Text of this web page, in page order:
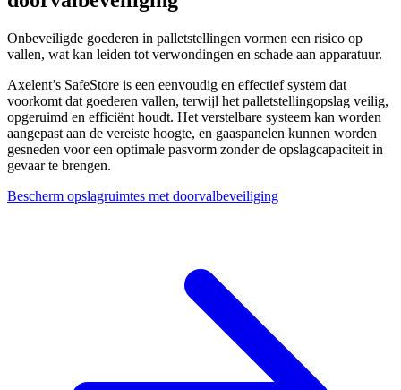
Onbeveiligde goederen in palletstellingen vormen een risico op
vallen, wat kan leiden tot verwondingen en schade aan apparatuur.
Axelent’s SafeStore is een eenvoudig en effectief system dat
voorkomt dat goederen vallen, terwijl het palletstellingopslag veilig,
opgeruimd en efficiënt houdt. Het verstelbare systeem kan worden
aangepast aan de vereiste hoogte, en gaaspanelen kunnen worden
gesneden voor een optimale pasvorm zonder de opslagcapaciteit in
gevaar te brengen.
Bescherm opslagruimtes met doorvalbeveiliging